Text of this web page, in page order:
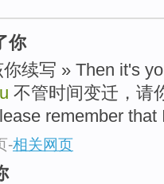
你
你续写 » Then it's
不管时间变迁，请
remember that
-相关网页